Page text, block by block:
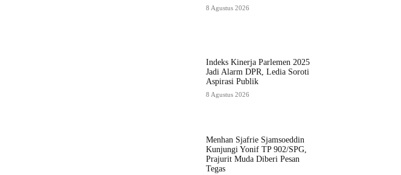
8 Agustus 2026
Indeks Kinerja Parlemen 2025
Jadi Alarm DPR, Ledia Soroti
Aspirasi Publik
8 Agustus 2026
Menhan Sjafrie Sjamsoeddin
Kunjungi Yonif TP 902/SPG,
Prajurit Muda Diberi Pesan
Tegas